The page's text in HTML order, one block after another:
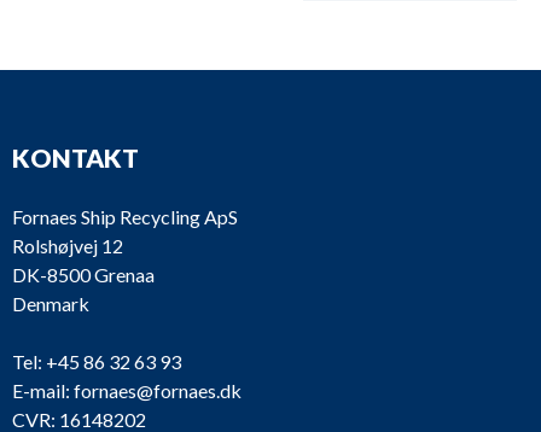
KONTAKT
Fornaes Ship Recycling ApS
Rolshøjvej 12
DK-8500 Grenaa
Denmark
Tel: +45 86 32 63 93
E-mail: fornaes@fornaes.dk
CVR: 16148202